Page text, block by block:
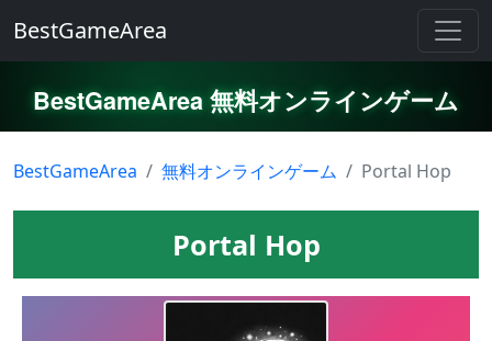
BestGameArea
BestGameArea 無料オンラインゲーム
BestGameArea 無料オンラインゲーム Portal Hop
Portal Hop